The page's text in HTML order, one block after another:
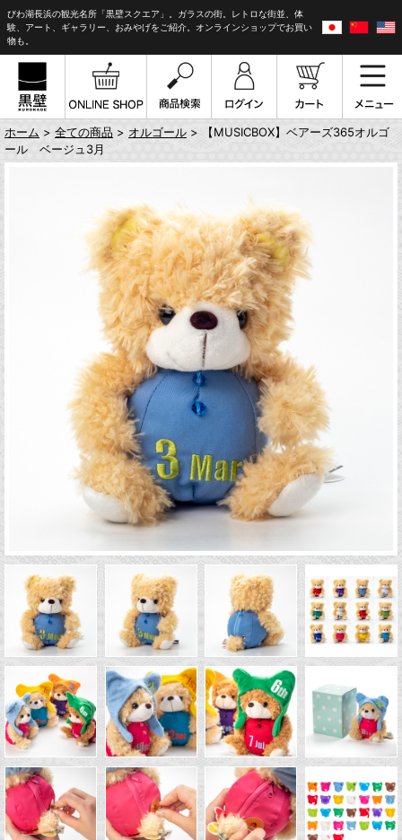
びわ湖長浜の観光名所「黒壁スクエア」。ガラスの街。レトロな街並、体
験、アート、ギャラリー、おみやげをご紹介。オンラインショップでお買い
物も。
ホーム > 全ての商品 > オルゴール > 【MUSICBOX】ベアーズ365オルゴ
ール ベージュ3月